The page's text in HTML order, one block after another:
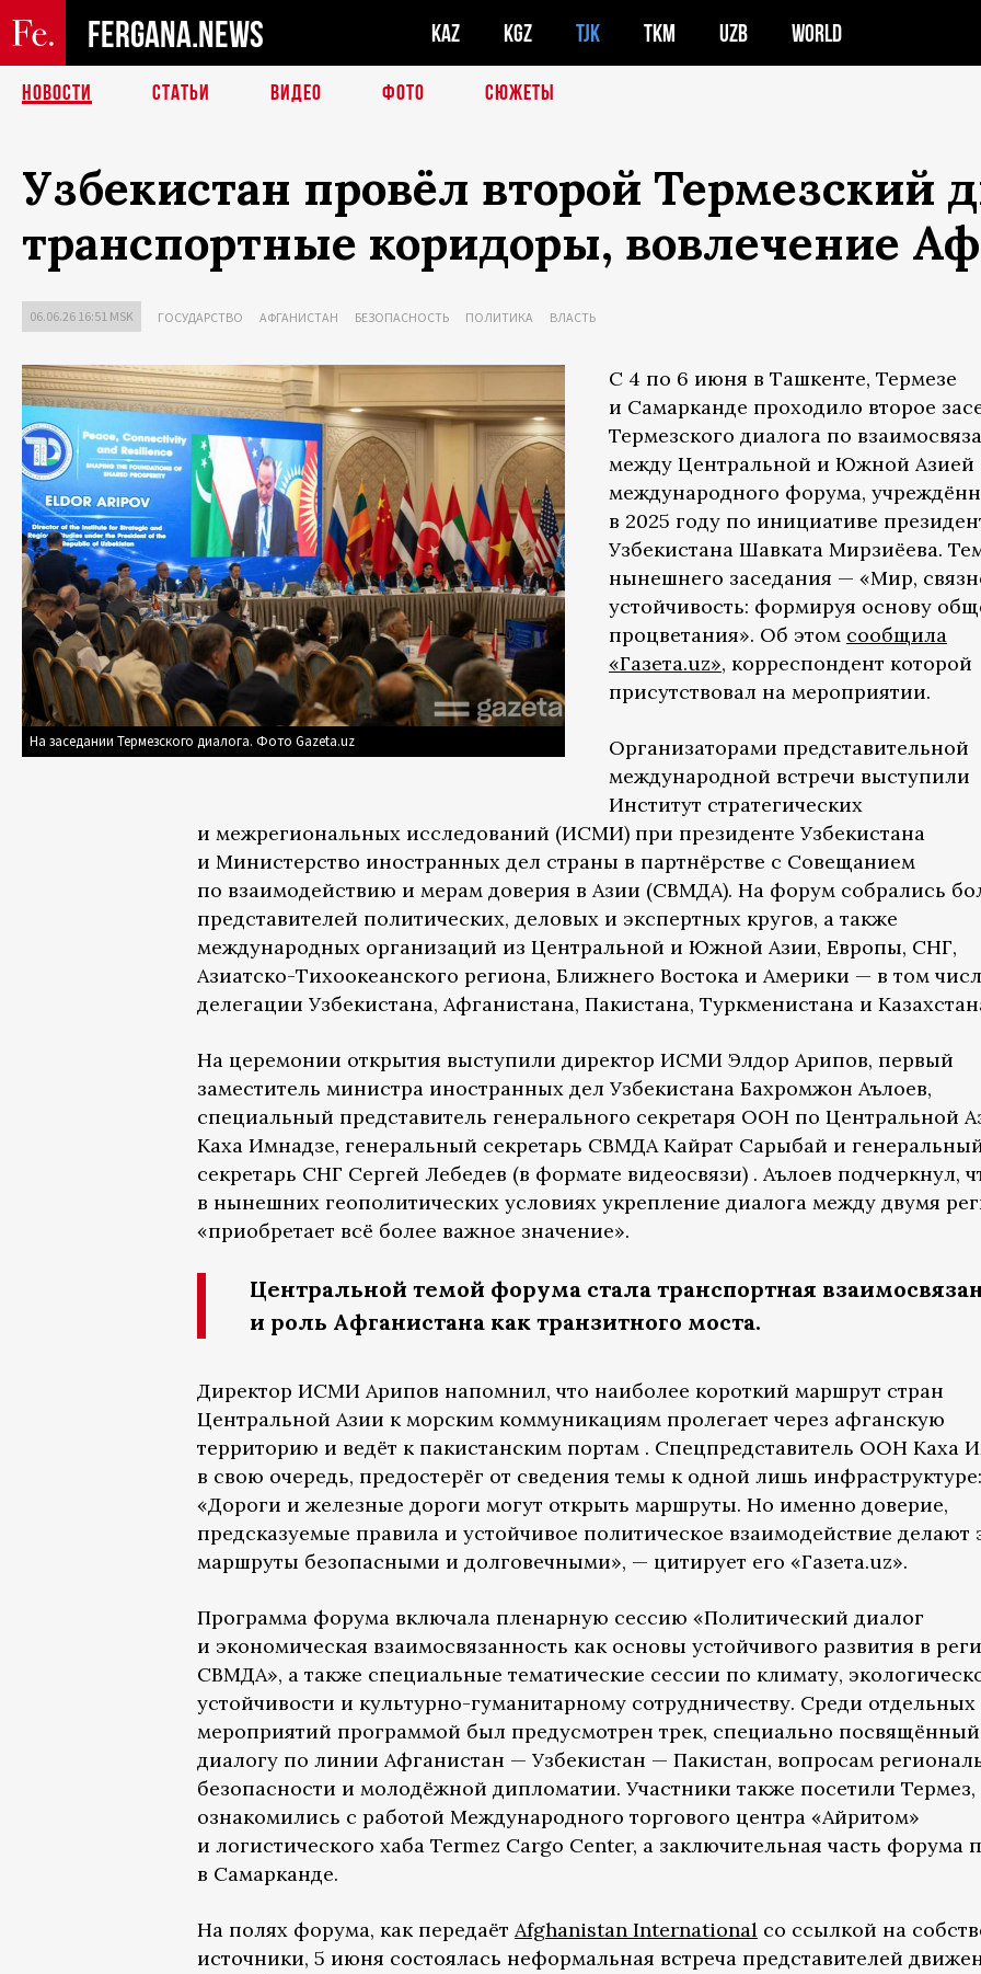
FERGANA.NEWS KAZ KGZ TJK TKM UZB WORLD
НОВОСТИ СТАТЬИ ВИДЕО ФОТО СЮЖЕТЫ
Узбекистан провёл второй Термезский
транспортные коридоры, вовлечение
06.06.26 16:51 MSK ГОСУДАРСТВО АФГАНИСТАН БЕЗОПАСНОСТЬ ПОЛИТИКА ВЛАСТЬ
На заседании Термезского диалога. Фото Gazeta.uz
С 4 по 6 июня в Ташкенте, Термезе
и Самарканде проходило второе
Термезского диалога по
между Центральной и Южной Азией
международного форума,
в 2025 году по инициативе
Узбекистана Шавката Мирзиёева.
нынешнего заседания — «Мир,
устойчивость: формируя основу
процветания». Об этом сообщила
«Газета.uz», корреспондент которой
присутствовал на мероприятии.
Организаторами представительной
международной встречи выступили
Институт стратегических
и межрегиональных исследований (ИСМИ) при президенте Узбекистана
и Министерство иностранных дел страны в партнёрстве с Совещанием
по взаимодействию и мерам доверия в Азии (СВМДА). На форум собрались
представителей политических, деловых и экспертных кругов, а также
международных организаций из Центральной и Южной Азии, Европы, СНГ,
Азиатско-Тихоокеанского региона, Ближнего Востока и Америки — в том
делегации Узбекистана, Афганистана, Пакистана, Туркменистана и
На церемонии открытия выступили директор ИСМИ Элдор Арипов, первый
заместитель министра иностранных дел Узбекистана Бахромжон Аълоев,
специальный представитель генерального секретаря ООН по Центральной
Каха Имнадзе, генеральный секретарь СВМДА Кайрат Сарыбай и
секретарь СНГ Сергей Лебедев (в формате видеосвязи) . Аълоев подчеркнул,
в нынешних геополитических условиях укрепление диалога между двумя
«приобретает всё более важное значение».
Центральной темой форума стала транспортная
и роль Афганистана как транзитного моста.
Директор ИСМИ Арипов напомнил, что наиболее короткий маршрут стран
Центральной Азии к морским коммуникациям пролегает через афганскую
территорию и ведёт к пакистанским портам . Спецпредставитель ООН Каха
в свою очередь, предостерёг от сведения темы к одной лишь инфраструктуре:
«Дороги и железные дороги могут открыть маршруты. Но именно доверие,
предсказуемые правила и устойчивое политическое взаимодействие делают
маршруты безопасными и долговечными», — цитирует его «Газета.uz».
Программа форума включала пленарную сессию «Политический диалог
и экономическая взаимосвязанность как основы устойчивого развития в
СВМДА», а также специальные тематические сессии по климату,
устойчивости и культурно-гуманитарному сотрудничеству. Среди отдельных
мероприятий программой был предусмотрен трек, специально посвящённый
диалогу по линии Афганистан — Узбекистан — Пакистан, вопросам
безопасности и молодёжной дипломатии. Участники также посетили Термез,
ознакомились с работой Международного торгового центра «Айритом»
и логистического хаба Termez Cargo Center, а заключительная часть форума
в Самарканде.
На полях форума, как передаёт Afghanistan International со ссылкой на
источники, 5 июня состоялась неформальная встреча представителей